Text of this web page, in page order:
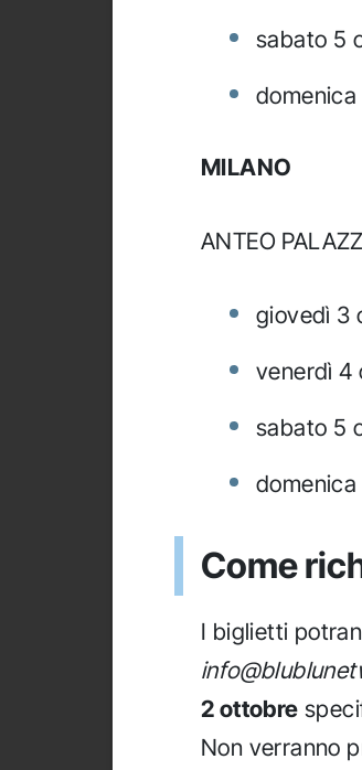
sabato 5
MILANO
ANTEO
giovedì 3
venerdì 4
sabato 5
Come
I biglietti
2 ottobre
Non verranno